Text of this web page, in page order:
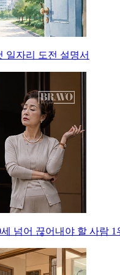
일자리 도전 설명서
넘어 끊어내야 할 사람 1